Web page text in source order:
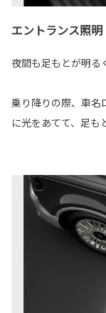
エントランス照明
夜間も足もとが明る
乗り降りの際、車名
に光をあてて、足も